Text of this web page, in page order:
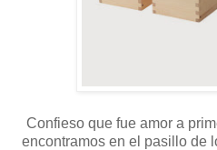
Confieso que fue amor a
encontramos en el pasillo de